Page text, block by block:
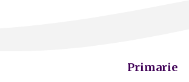
Primarie